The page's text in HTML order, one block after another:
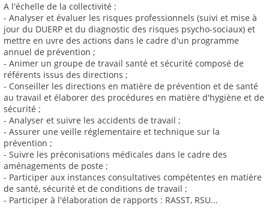
A l'échelle de la collectivité :
- Analyser et évaluer les risques professionnels (suivi et mise à
jour du DUERP et du diagnostic des risques psycho-sociaux) et
mettre en uvre des actions dans le cadre d'un programme
annuel de prévention ;
- Animer un groupe de travail santé et sécurité composé de
référents issus des directions ;
- Conseiller les directions en matière de prévention et de santé
au travail et élaborer des procédures en matière d'hygiène et de
sécurité ;
- Analyser et suivre les accidents de travail ;
- Assurer une veille réglementaire et technique sur la
prévention ;
- Suivre les préconisations médicales dans le cadre des
aménagements de poste ;
- Participer aux instances consultatives compétentes en matière
de santé, sécurité et de conditions de travail ;
- Participer à l'élaboration de rapports : RASST, RSU...